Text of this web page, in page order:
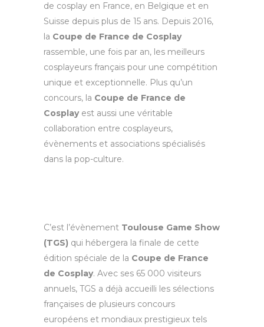
de cosplay en France, en Belgique et en
Suisse depuis plus de 15 ans. Depuis 2016,
la Coupe de France de Cosplay
rassemble, une fois par an, les meilleurs
cosplayeurs français pour une compétition
unique et exceptionnelle. Plus qu’un
concours, la Coupe de France de
Cosplayest aussi une véritable
collaboration entre cosplayeurs,
évènements et associations spécialisés
dans la pop-culture.
C’est l’évènement Toulouse Game Show
(TGS) qui hébergera la finale de cette
édition spéciale de la Coupe de France
de Cosplay. Avec ses 65 000 visiteurs
annuels, TGS a déjà accueilli les sélections
françaises de plusieurs concours
européens et mondiaux prestigieux tels